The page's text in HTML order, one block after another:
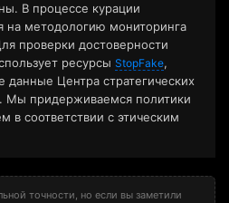
В процессе курации
на методологию мониторинга
проверки достоверности
ресурсы StopFake,
данные Центра стратегических
Мы придерживаемся политики
в соответствии с этическим
точности, но если вы заметили